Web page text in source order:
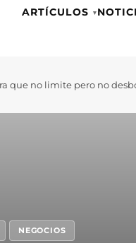
ARTÍCULOS
que no limite pero no
NEGOCIOS